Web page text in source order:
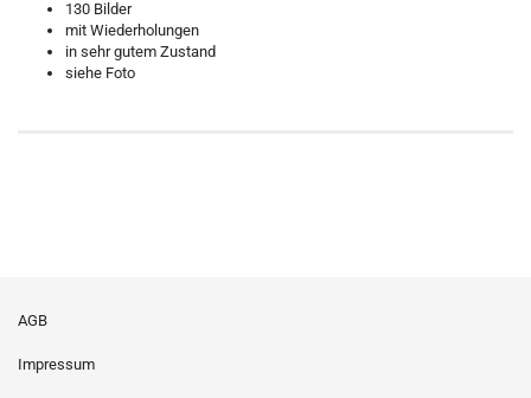
130 Bilder
mit Wiederholungen
in sehr gutem Zustand
siehe Foto
AGB
Impressum